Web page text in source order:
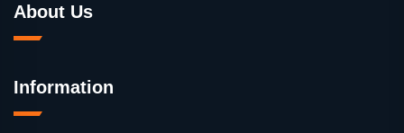
About Us
Information